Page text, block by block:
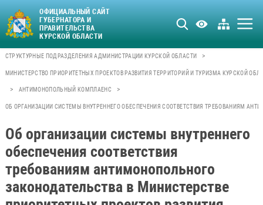
ОФИЦИАЛЬНЫЙ САЙТ
ГУБЕРНАТОРА И
ПРАВИТЕЛЬСТВА
КУРСКОЙ ОБЛАСТИ
СТРУКТУРНЫЕ ПОДРАЗДЕЛЕНИЯ АДМИНИСТРАЦИИ КУРСКОЙ ОБЛАСТИ >
МИНИСТЕРСТВО ПРИОРИТЕТНЫХ ПРОЕКТОВ РАЗВИТИЯ ТЕРРИТОРИЙ И ТУРИЗМА КУРСКОЙ
> АНТИМОНОПОЛЬНЫЙ КОМПЛАЕНС >
ОБ ОРГАНИЗАЦИИ СИСТЕМЫ ВНУТРЕННЕГО ОБЕСПЕЧЕНИЯ СООТВЕТСТВИЯ ТРЕБОВАНИЯМ
Об организации системы внутреннего
обеспечения соответствия
требованиям антимонопольного
законодательства в Министерстве